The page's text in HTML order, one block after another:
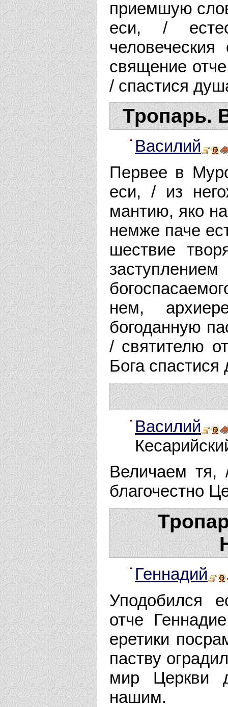
приемшую
еси, /
священие
/ спастися
Тропарь.
Василий
Первее в
еси, / из
мантию, яко
немже паче
шествие
нем,
богоданную
/ святителю
Бога
Василий
Величаем тя,
благочестно
Геннадий
Уподобился
отче
еретики
паству
мир Церкви
нашим.